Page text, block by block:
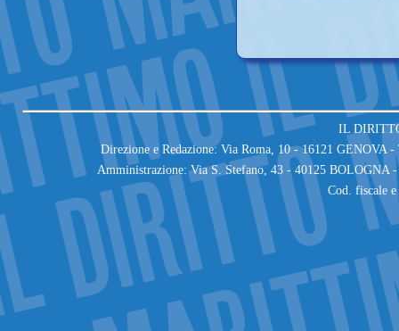
IL
Direzione e Redazione: Via Roma, 10 - 16121
Amministrazione: Via S. Stefano, 43 - 40125
Cod. fiscale